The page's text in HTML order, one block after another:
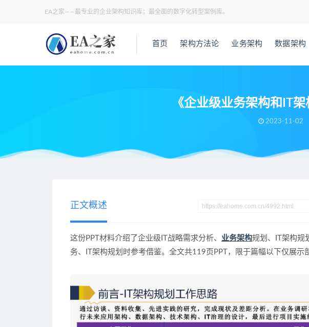
EA之家——最专业的企业架构知识库；最全面的数字化转型案例库。
首页 架构方法论 业务架构 数据架构
《企业级业务架构和IT
2023-11-02
当前位置： 业务架构 >《企业级业务架构和IT架构规划方案》，119页可编辑
正文概述
这份PPT材料介绍了企业级IT战略需求分析、 业务架构规划、IT架构规
务、IT架构规划时参考借鉴。全文共119页PPT，限于篇幅以下仅展示